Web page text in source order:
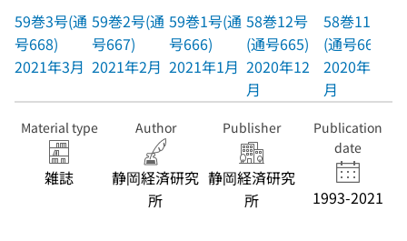
59巻3号(通
号668)
2021年3月
59巻2号(通
号667)
2021年2月
59巻1号(通
号666)
2021年1月
58巻12号
(通号665)
2020年12
月
58巻11号
(通号664)
2020年11
月
Material type
雑誌
Author
静岡経済研究
所
Publisher
静岡経済研究
所
Publication
date
1993-2021